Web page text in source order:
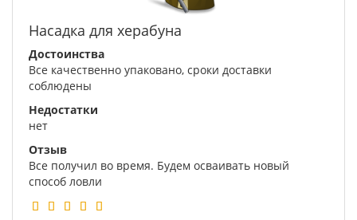
Насадка для херабуна
Достоинства
Все качественно упаковано, сроки доставки
соблюдены
Недостатки
нет
Отзыв
Все получил во время. Будем осваивать новый
способ ловли